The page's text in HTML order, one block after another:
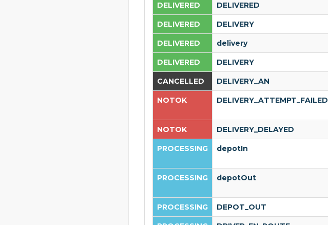
DELIVERED DELIVERED
DELIVERED DELIVERY
DELIVERED delivery
DELIVERED DELIVERY
CANCELLED DELIVERY_AN
NOTOK DELIVERY_ATTEMPT_FAILED
NOTOK DELIVERY_DELAYED
PROCESSING depotIn
PROCESSING depotOut
PROCESSING DEPOT_OUT